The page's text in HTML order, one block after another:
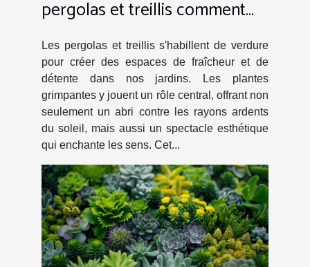
pergolas et treillis comment
et esthétique
Les pergolas et treillis s'habillent de verdure
pour créer des espaces de fraîcheur et de
détente dans nos jardins. Les plantes
grimpantes y jouent un rôle central, offrant non
seulement un abri contre les rayons ardents
du soleil, mais aussi un spectacle esthétique
qui enchante les sens. Cet...